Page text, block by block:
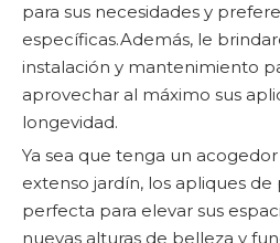
para sus necesidades y
específicas.Además, le
instalación y mantenimiento
aprovechar al máximo sus
longevidad.
Ya sea que tenga un
extenso jardín, los apliques
perfecta para elevar sus
nuevas alturas de belleza y